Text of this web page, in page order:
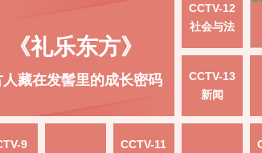
《礼乐东方》
人藏在发髻里的成长密码
CCTV-12
社会与法
CCTV-13
新闻
9
CCTV-11